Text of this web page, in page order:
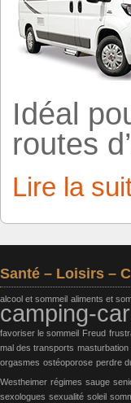
Idéal
routes
Lire la
Santé – Loisirs –
alcool et sommeil aliments et
camping-car
favoriser le sommeil Freud
mal des transports masturbation
orgasmes ostéoporose perdre
Westheimer régimes sauge
sexologues sexualité soleil